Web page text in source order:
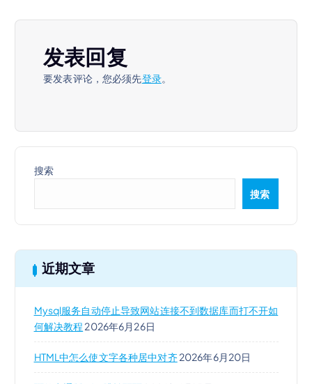
发表回复
要发表评论，您必须先登录。
搜索
搜索
近期文章
Mysql服务自动停止导致网站连接不到数据库而打不开如
何解决教程 2026年6月26日
HTML中怎么使文字各种居中对齐 2026年6月20日